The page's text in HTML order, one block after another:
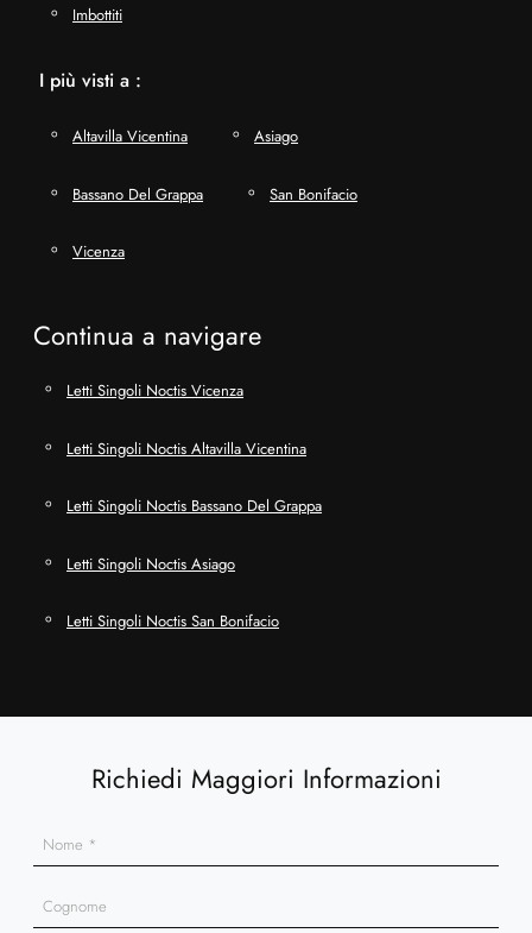
Imbottiti
I più visti a :
Altavilla Vicentina Asiago
Bassano Del Grappa San Bonifacio
Vicenza
Continua a navigare
Letti Singoli Noctis Vicenza
Letti Singoli Noctis Altavilla Vicentina
Letti Singoli Noctis Bassano Del Grappa
Letti Singoli Noctis Asiago
Letti Singoli Noctis San Bonifacio
Richiedi Maggiori Informazioni